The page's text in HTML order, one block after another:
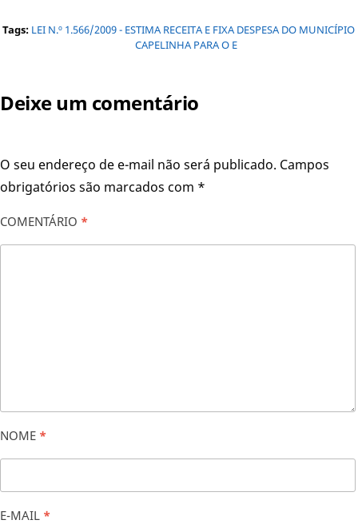
Tags: LEI N.º 1.566/2009 - ESTIMA RECEITA E FIXA DESPESA DO MUNICÍPIO
CAPELINHA PARA O E
Deixe um comentário
O seu endereço de e-mail não será publicado. Campos
obrigatórios são marcados com *
COMENTÁRIO *
NOME *
E-MAIL *